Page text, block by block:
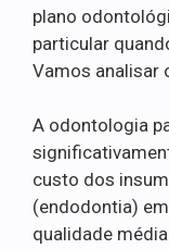
plano
particular
Vamos analisar
A odontologia
custo dos
(endodontia)
qualidade